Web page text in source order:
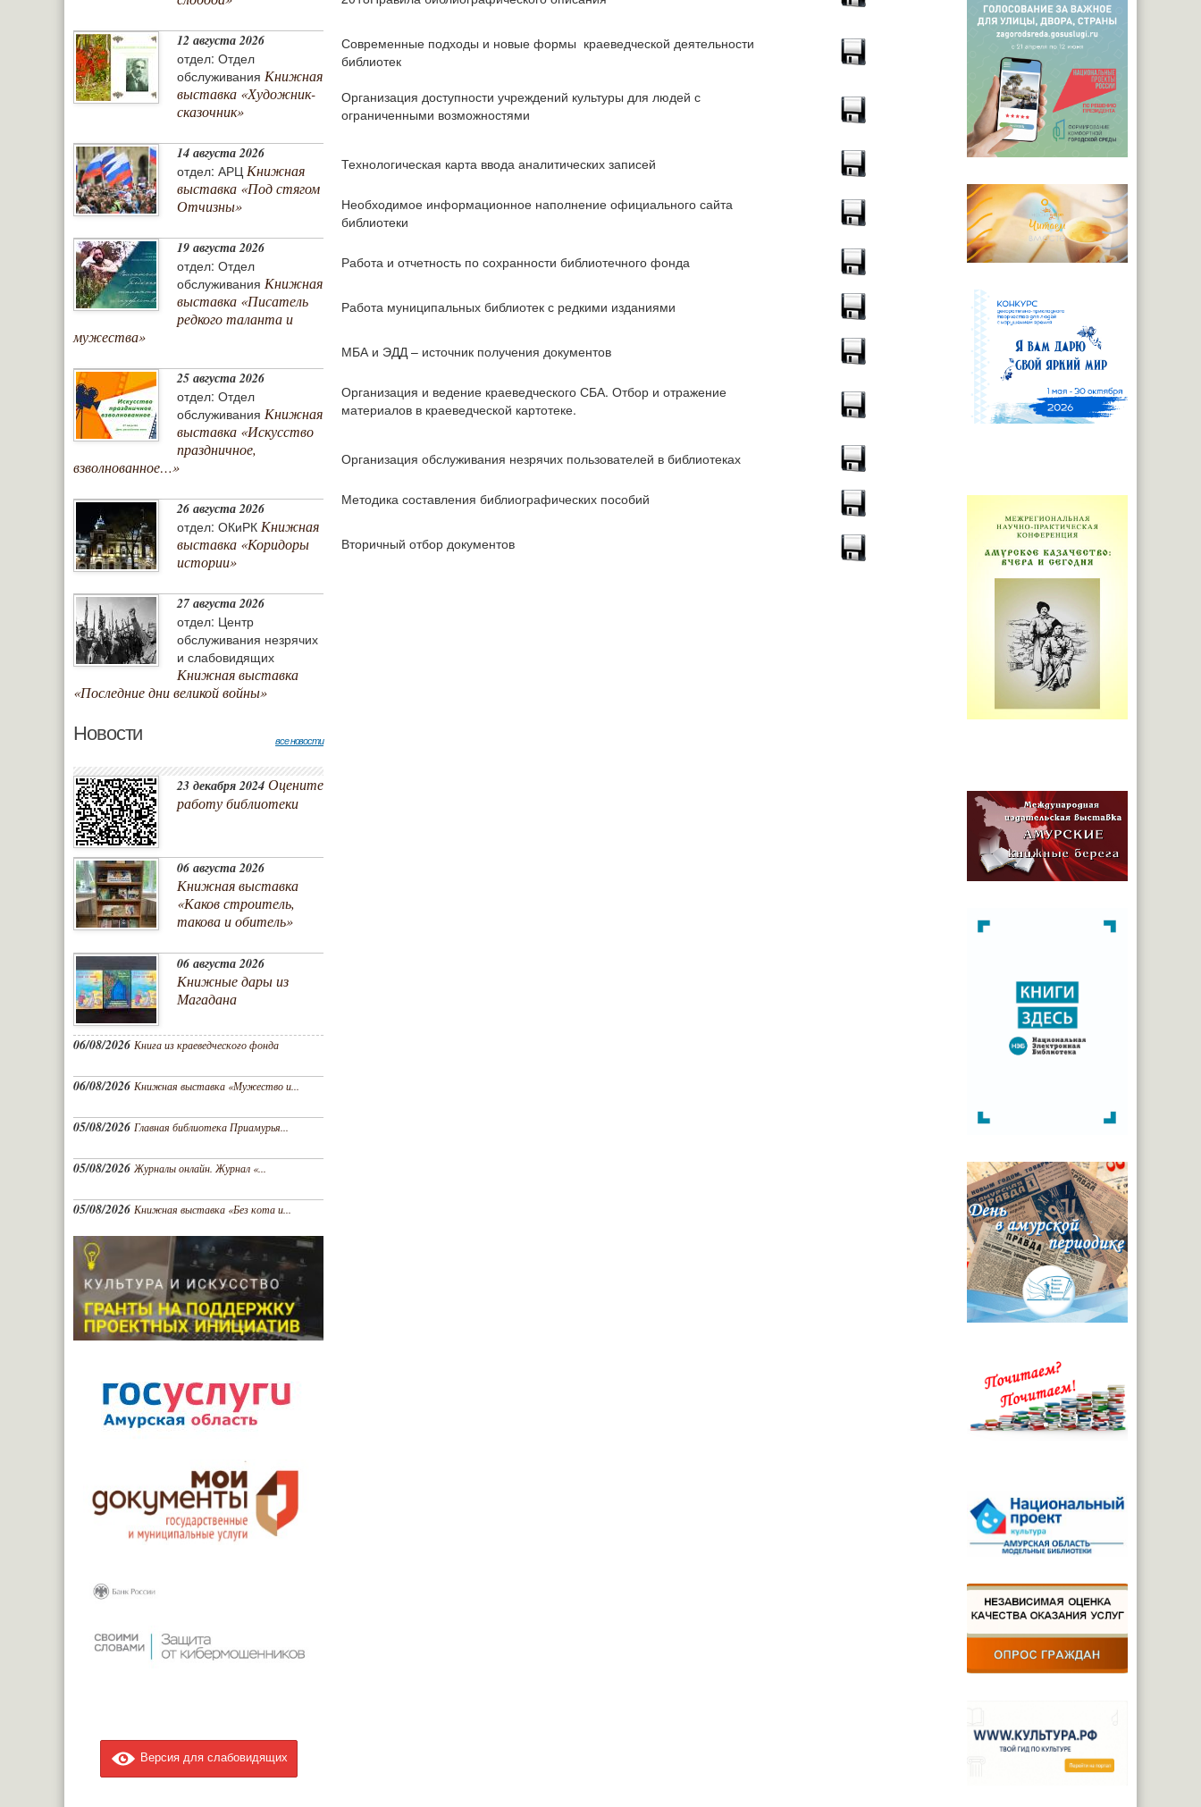
12 августа 2026
отдел: Отдел
обслуживания Книжная
выставка «Художник-
сказочник»
14 августа 2026
отдел: АРЦ Книжная
выставка «Под стягом
Отчизны»
19 августа 2026
отдел: Отдел
обслуживания Книжная
выставка «Писатель
редкого таланта и
мужества»
25 августа 2026
отдел: Отдел
обслуживания Книжная
выставка «Искусство
праздничное,
взволнованное…»
26 августа 2026
отдел: ОКиРК Книжная
выставка «Коридоры
истории»
27 августа 2026
отдел: Центр
обслуживания незрячих
и слабовидящих
Книжная выставка
«Последние дни великой войны»
Новости все новости
23 декабря 2024 Оцените
работу библиотеки
06 августа 2026
Книжная выставка
«Каков строитель,
такова и обитель»
06 августа 2026
Книжные дары из
Магадана
06/08/2026 Книга из краеведческого фонда
06/08/2026 Книжная выставка «Мужество и...
05/08/2026 Главная библиотека Приамурья...
05/08/2026Журналы онлайн. Журнал «...
05/08/2026 Книжная выставка «Без кота и...
Версия для слабовидящих
Современные подходы и новые формы краеведческой деятельности
библиотек
Организация доступности учреждений культуры для людей с
ограниченными возможностями
Технологическая карта ввода аналитических записей
Необходимое информационное наполнение официального сайта
библиотеки
Работа и отчетность по сохранности библиотечного фонда
Работа муниципальных библиотек с редкими изданиями
МБА и ЭДД – источник получения документов
Организация и ведение краеведческого СБА. Отбор и отражение
материалов в краеведческой картотеке.
Организация обслуживания незрячих пользователей в библиотеках
Методика составления библиографических пособий
Вторичный отбор документов